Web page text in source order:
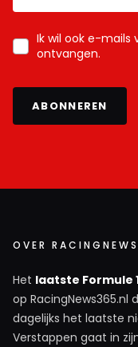
Ik wil ook e-mails
ontvangen.
ABONNEREN
OVER
Het laatste Formule
op RacingNews365.nl
dagelijks het laatste
Verstappen gaat in